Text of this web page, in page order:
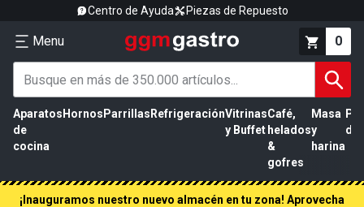
Centro de Ayuda Piezas de Repuesto
Menu 0
Aparatos
de
cocina
Hornos Parrillas RefrigeraciónVitrinas
y Buffet
Café,
helados
&
gofres
Masa
y
harina
de
¡Inauguramos nuestro nuevo almacén en tu zona! Aprovecha